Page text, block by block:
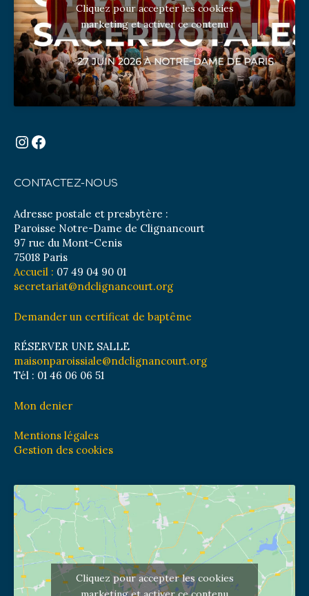
Cliquez pour accepter les cookies
marketing et activer ce contenu
Instagram
Facebook
CONTACTEZ-NOUS
Adresse postale et presbytère :
Paroisse Notre-Dame de Clignancourt
97 rue du Mont-Cenis
75018 Paris
Accueil : 07 49 04 90 01
secretariat@ndclignancourt.org
Demander un certificat de baptême
RÉSERVER UNE SALLE
maisonparoissiale@ndclignancourt.org
Tél : 01 46 06 06 51
Mon denier
Mentions légales
Gestion des cookies
Cliquez pour accepter les cookies